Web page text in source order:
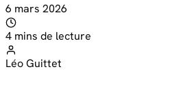
6 mars 2026
4 mins de lecture
Léo Guittet